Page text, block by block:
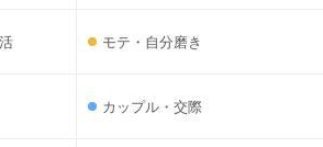
モテ・自分磨き
カップル・交際